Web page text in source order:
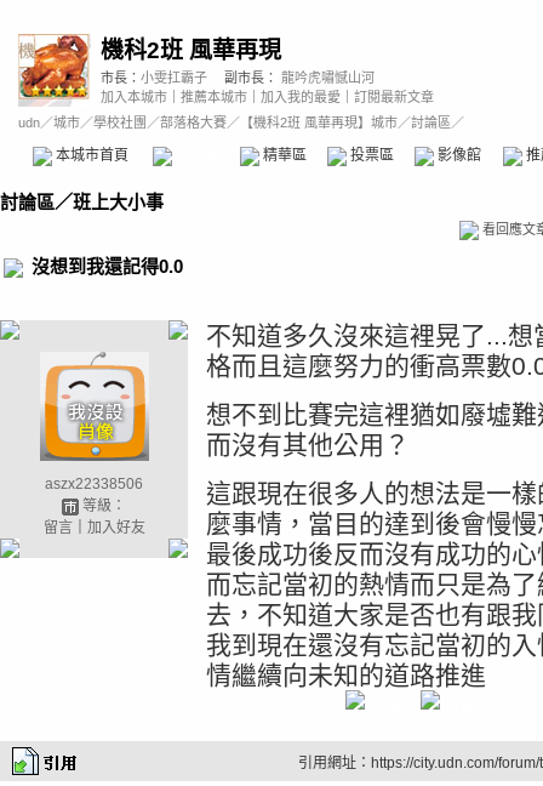
機科2班 風華再現
市長： 小雯扛霸子 副市長： 龍吟虎嘯憾山河
加入本城市
推薦本城市 加入我的最愛
訂閱最新文章
udn／城市／學校社團 ／部落格大賽／ 【機科2班 風華再現】城市／討論區／
本城市首頁 精華區 投票區 影像館
討論區／班上大小事
看回應文
沒想到我還記得0.0
aszx22338506
等級：
留言｜ 加入好友
不知道多久沒來這裡晃了...
格而且這麼努力的衝高票數
想不到比賽完這裡猶如廢墟
而沒有其他公用？
這跟現在很多人的想法是一
麼事情，當目的達到後會慢
最後成功後反而沒有成功的
而忘記當初的熱情而只是為
去，不知道大家是否也有跟
我到現在還沒有忘記當初的
情繼續向未知的道路推進
引用網址：https://city.udn.com/